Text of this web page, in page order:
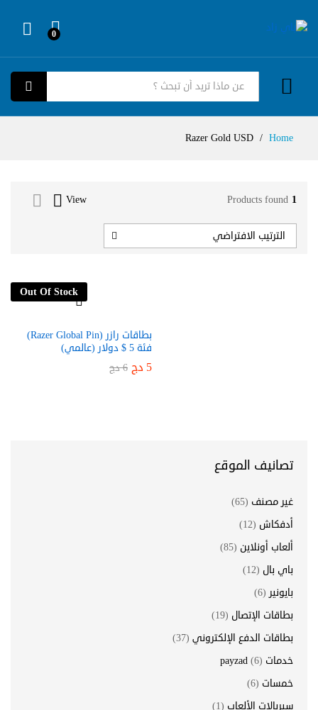
0
كل الفئات
بحث
Home
/
Razer Gold USD
1
Products found
View
الترتيب الافتراضي
Out Of Stock
بطاقات رازر (Razer Global Pin)
فئة 5 $ دولار (عالمي)
5 دج 6 دج
تصانيف الموقع
غير مصنف (65)
أدفكاش (12)
ألعاب أونلاين (85)
باي بال (12)
بايونير (6)
بطاقات الإتصال (19)
بطاقات الدفع الإلكتروني (37)
خدمات payzad (6)
خمسات (6)
سيريالات الألعاب (1)